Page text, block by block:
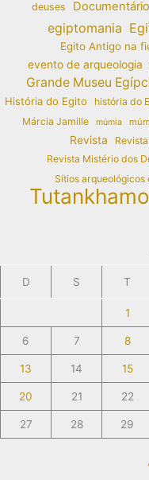
deuses Documentário
egiptomania
Egito Antigo na
evento de arqueologia
Grande Museu
História do Egito
história do
Márcia Jamille múmia
Revista
Revista Mistério dos
Sítios arqueológicos
D S T
1
6 7 8
13 14 15
20 21 22
27 28 29